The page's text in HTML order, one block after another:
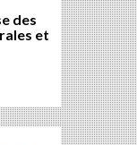
des
et